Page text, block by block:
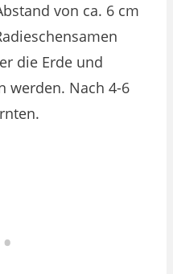
von ca. 6 cm
die Erde und
werden. Nach 4-6